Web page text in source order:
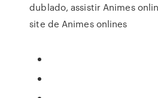
dublado, assistir Animes
site de Animes onlines